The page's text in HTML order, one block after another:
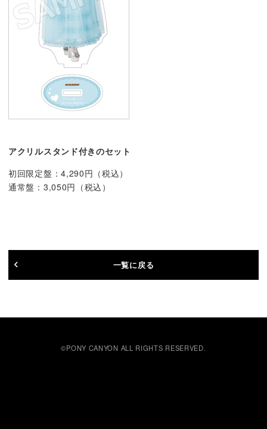
アクリルスタンド付きのセット
初回限定盤：4,290円（税込）
通常盤：3,050円（税込）
一覧に戻る
©PONY CANYON ALL RIGHTS RESERVED.